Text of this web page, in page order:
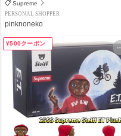
Supreme
PERSONAL SHOPPER
pinknoneko
¥500クーポン